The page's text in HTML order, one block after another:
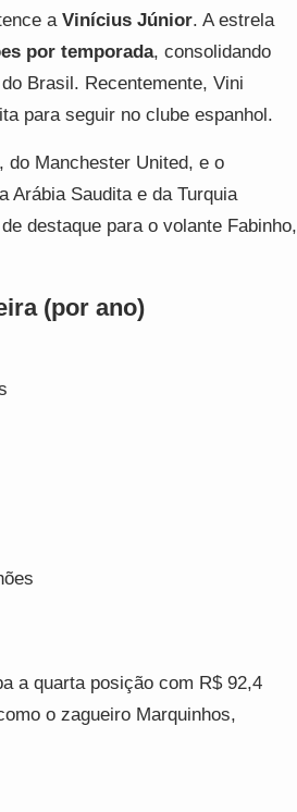
a Vinícius Júnior. A estrela
por temporada, consolidando
Brasil. Recentemente, Vini
para seguir no clube espanhol.
do Manchester United, e o
Arábia Saudita e da Turquia
destaque para o volante Fabinho,
(por ano)
a quarta posição com R$ 92,4
o zagueiro Marquinhos,